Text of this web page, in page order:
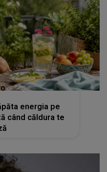
energia pe
când căldura te